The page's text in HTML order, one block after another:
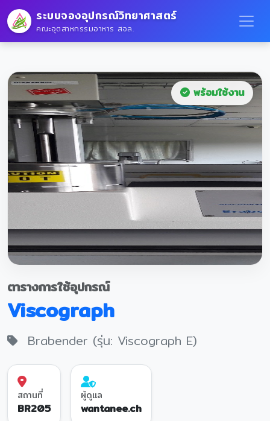
ระบบจองอุปกรณ์วิทยาศาสตร์
คณะอุตสาหกรรมอาหาร สจล.
พร้อมใช้งาน
ตารางการใช้อุปกรณ์
Viscograph
Brabender (รุ่น: Viscograph E)
สถานที่
BR205
ผู้ดูแล
wantanee.ch